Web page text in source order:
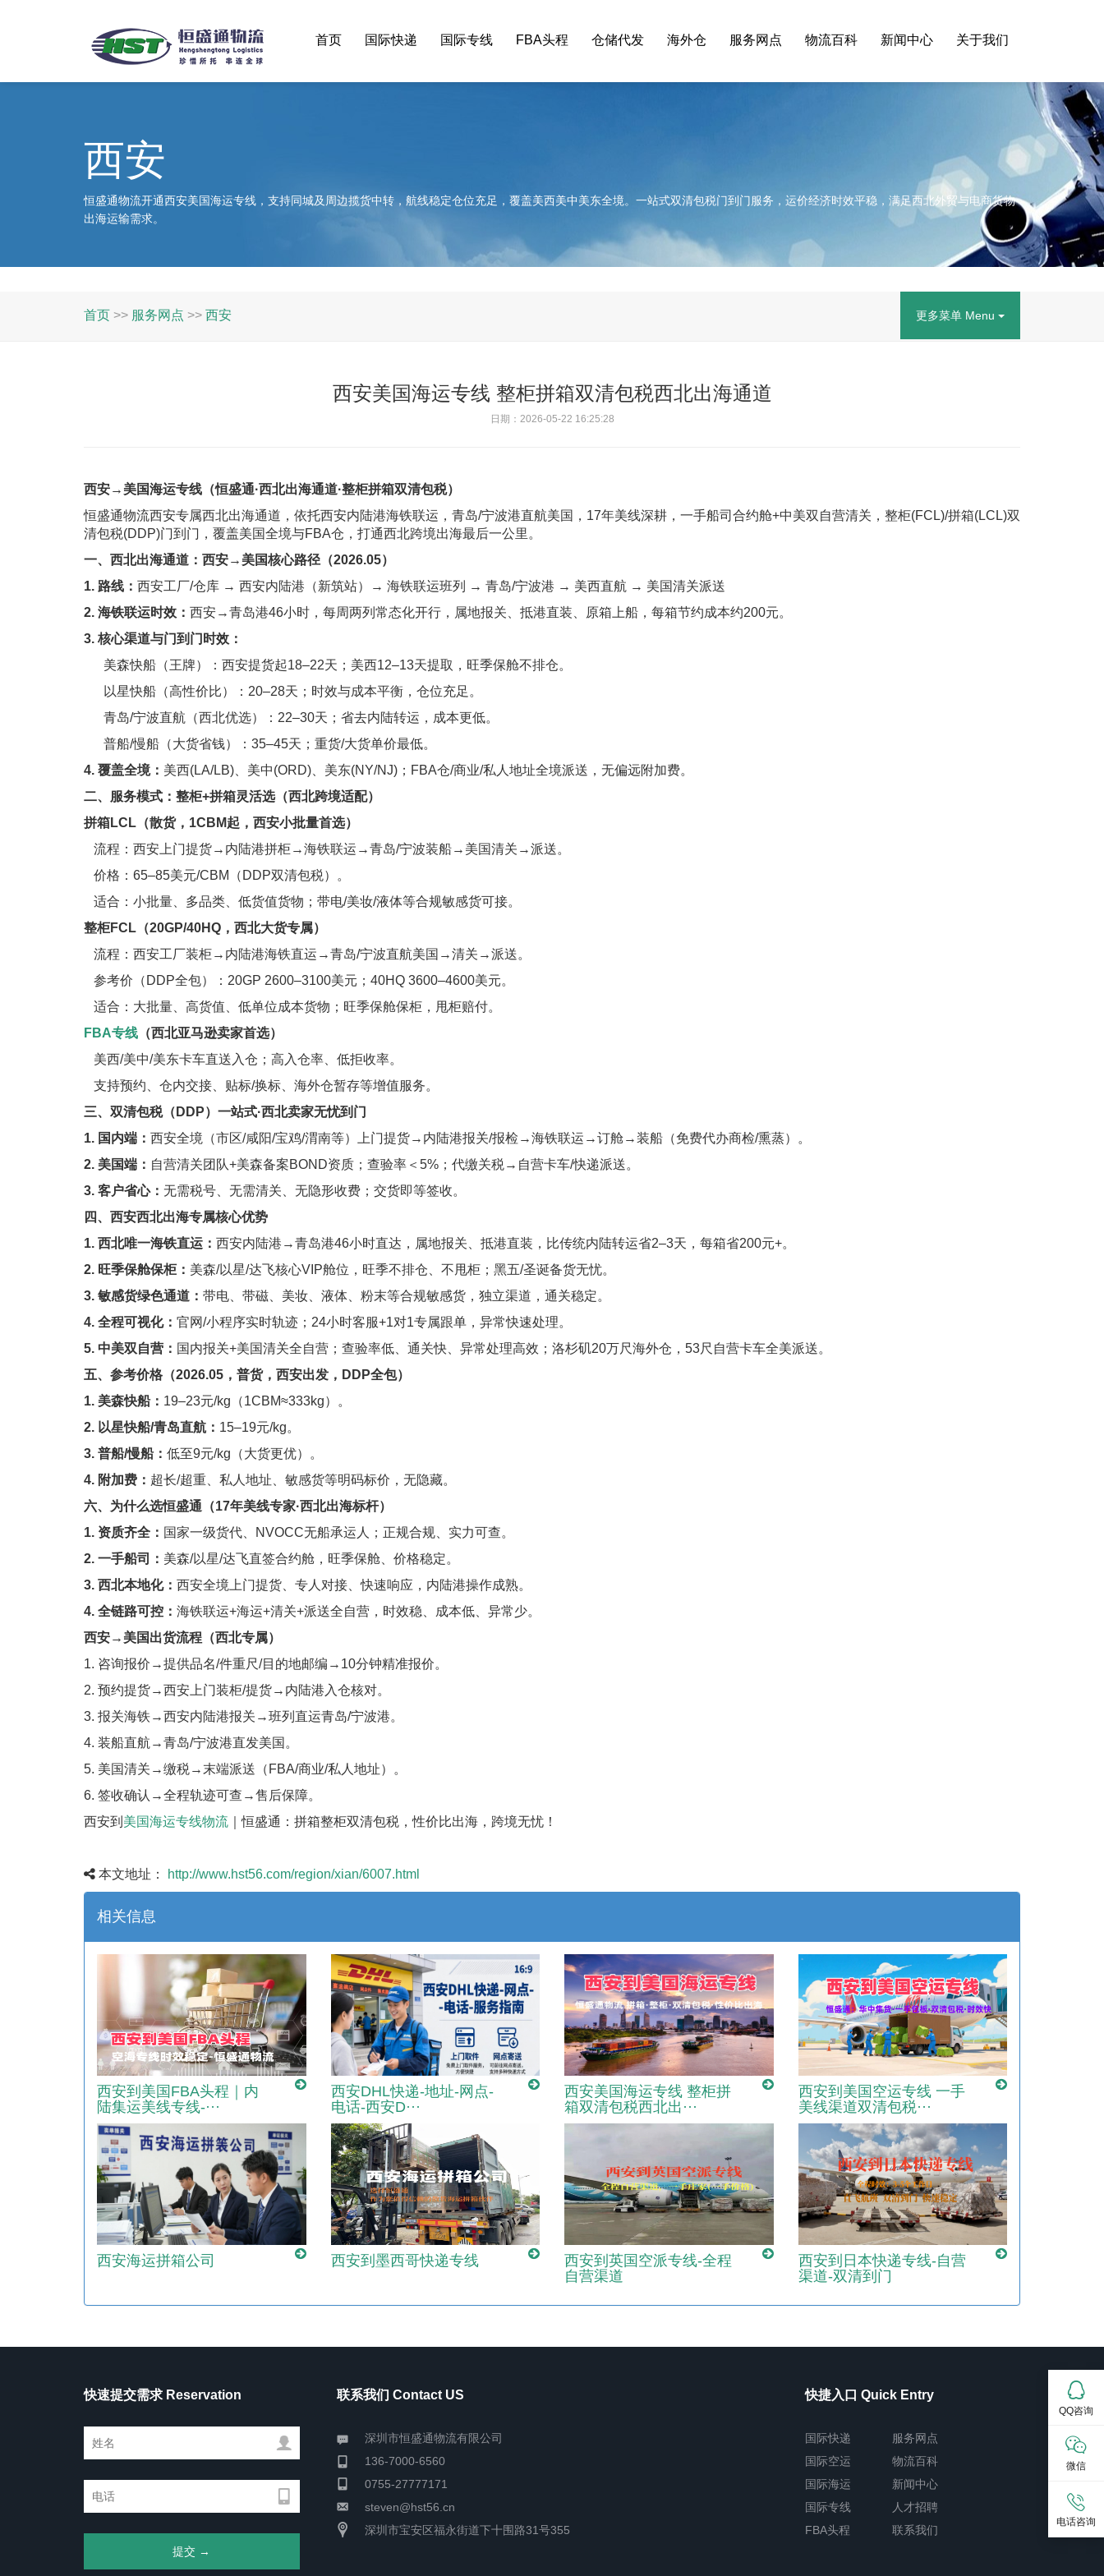
首页 国际快递 国际专线 FBA头程 仓储代发 海外仓 服务网点 物流百科 新闻中心 关于我们
西安
恒盛通物流开通西安美国海运专线，支持同城及周边揽货中转，航线稳定仓位充足，覆盖美西美中美东全境。一站式双清包税门到门服务，运价经济时效平稳，满足西北外贸与电商货物
出海运输需求。
更多菜单 Menu
首页 >> 服务网点 >> 西安
西安美国海运专线 整柜拼箱双清包税西北出海通道
日期：2026-05-22 16:25:28
西安→美国海运专线（恒盛通·西北出海通道·整柜拼箱双清包税）
恒盛通物流西安专属西北出海通道，依托西安内陆港海铁联运，青岛/宁波港直航美国，17年美线深耕，一手船司合约舱+中美双自营清关，整柜(FCL)/拼箱(LCL)双
清包税(DDP)门到门，覆盖美国全境与FBA仓，打通西北跨境出海最后一公里。
一、西北出海通道：西安→美国核心路径（2026.05）
1. 路线： 西安工厂/仓库 → 西安内陆港（新筑站）→ 海铁联运班列 → 青岛/宁波港 → 美西直航 → 美国清关派送
2. 海铁联运时效： 西安→青岛港46小时，每周两列常态化开行，属地报关、抵港直装、原箱上船，每箱节约成本约200元。
3. 核心渠道与门到门时效：
美森快船（王牌）：西安提货起18–22天；美西12–13天提取，旺季保舱不排仓。
以星快船（高性价比）：20–28天；时效与成本平衡，仓位充足。
青岛/宁波直航（西北优选）：22–30天；省去内陆转运，成本更低。
普船/慢船（大货省钱）：35–45天；重货/大货单价最低。
4. 覆盖全境： 美西(LA/LB)、美中(ORD)、美东(NY/NJ)；FBA仓/商业/私人地址全境派送，无偏远附加费。
二、服务模式：整柜+拼箱灵活选（西北跨境适配）
拼箱LCL（散货，1CBM起，西安小批量首选）
流程：西安上门提货→内陆港拼柜→海铁联运→青岛/宁波装船→美国清关→派送。
价格：65–85美元/CBM（DDP双清包税）。
适合：小批量、多品类、低货值货物；带电/美妆/液体等合规敏感货可接。
整柜FCL（20GP/40HQ，西北大货专属）
流程：西安工厂装柜→内陆港海铁直运→青岛/宁波直航美国→清关→派送。
参考价（DDP全包）：20GP 2600–3100美元；40HQ 3600–4600美元。
适合：大批量、高货值、低单位成本货物；旺季保舱保柜，甩柜赔付。
FBA专线 （西北亚马逊卖家首选）
美西/美中/美东卡车直送入仓；高入仓率、低拒收率。
支持预约、仓内交接、贴标/换标、海外仓暂存等增值服务。
三、双清包税（DDP）一站式·西北卖家无忧到门
1. 国内端： 西安全境（市区/咸阳/宝鸡/渭南等）上门提货→内陆港报关/报检→海铁联运→订舱→装船（免费代办商检/熏蒸）。
2. 美国端： 自营清关团队+美森备案BOND资质；查验率＜5%；代缴关税→自营卡车/快递派送。
3. 客户省心： 无需税号、无需清关、无隐形收费；交货即等签收。
四、西安西北出海专属核心优势
1. 西北唯一海铁直运： 西安内陆港→青岛港46小时直达，属地报关、抵港直装，比传统内陆转运省2–3天，每箱省200元+。
2. 旺季保舱保柜： 美森/以星/达飞核心VIP舱位，旺季不排仓、不甩柜；黑五/圣诞备货无忧。
3. 敏感货绿色通道： 带电、带磁、美妆、液体、粉末等合规敏感货，独立渠道，通关稳定。
4. 全程可视化： 官网/小程序实时轨迹；24小时客服+1对1专属跟单，异常快速处理。
5. 中美双自营： 国内报关+美国清关全自营；查验率低、通关快、异常处理高效；洛杉矶20万尺海外仓，53尺自营卡车全美派送。
五、参考价格（2026.05，普货，西安出发，DDP全包）
1. 美森快船： 19–23元/kg（1CBM≈333kg）。
2. 以星快船/青岛直航： 15–19元/kg。
3. 普船/慢船： 低至9元/kg（大货更优）。
4. 附加费： 超长/超重、私人地址、敏感货等明码标价，无隐藏。
六、为什么选恒盛通（17年美线专家·西北出海标杆）
1. 资质齐全： 国家一级货代、NVOCC无船承运人；正规合规、实力可查。
2. 一手船司： 美森/以星/达飞直签合约舱，旺季保舱、价格稳定。
3. 西北本地化： 西安全境上门提货、专人对接、快速响应，内陆港操作成熟。
4. 全链路可控： 海铁联运+海运+清关+派送全自营，时效稳、成本低、异常少。
西安→美国出货流程（西北专属）
1. 咨询报价→提供品名/件重尺/目的地邮编→10分钟精准报价。
2. 预约提货→西安上门装柜/提货→内陆港入仓核对。
3. 报关海铁→西安内陆港报关→班列直运青岛/宁波港。
4. 装船直航→青岛/宁波港直发美国。
5. 美国清关→缴税→末端派送（FBA/商业/私人地址）。
6. 签收确认→全程轨迹可查→售后保障。
西安到 美国海运专线物流 ｜恒盛通：拼箱整柜双清包税，性价比出海，跨境无忧！
本文地址： http://www.hst56.com/region/xian/6007.html
相关信息
西安到美国FBA头程｜内
陆集运美线专线‑···
西安DHL快递-地址-网点-
电话-西安D···
西安美国海运专线 整柜拼
箱双清包税西北出···
西安到美国空运专线 一手
美线渠道双清包税···
西安海运拼箱公司 西安到墨西哥快递专线
西安到英国空派专线-全程
自营渠道
西安到日本快递专线-自营
渠道-双清到门
快速提交需求 Reservation 联系我们 Contact US
深圳市恒盛通物流有限公司
136-7000-6560
0755-27777171
steven@hst56.cn
深圳市宝安区福永街道下十围路31号355
快捷入口 Quick Entry
国际快递
国际空运
国际海运
国际专线
FBA头程
服务网点
物流百科
新闻中心
人才招聘
联系我们
QQ咨询
微信
电话咨询